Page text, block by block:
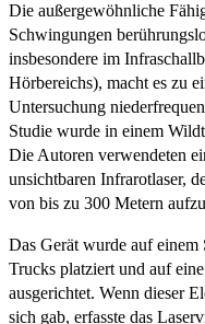
Die außergewöhnliche
Schwingungen
insbesondere im
Hörbereichs), macht es zu
Untersuchung
Studie wurde in einem
Die Autoren verwendeten
unsichtbaren Infrarotlaser,
von bis zu 300 Metern
Das Gerät wurde auf
Trucks platziert und auf
ausgerichtet. Wenn dieser
sich gab, erfasste das